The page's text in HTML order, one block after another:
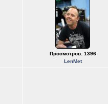
Просмотров: 1396
LenMet